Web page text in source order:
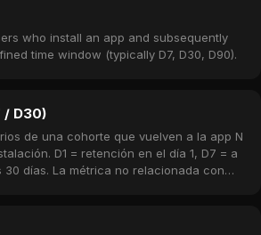
who install an app and subsequently
time window (typically D7, D30, D90).
/ D30)
de una cohorte que vuelven a la app N
D1 = retención en el día 1, D7 = a
30 días. La métrica no relacionada con